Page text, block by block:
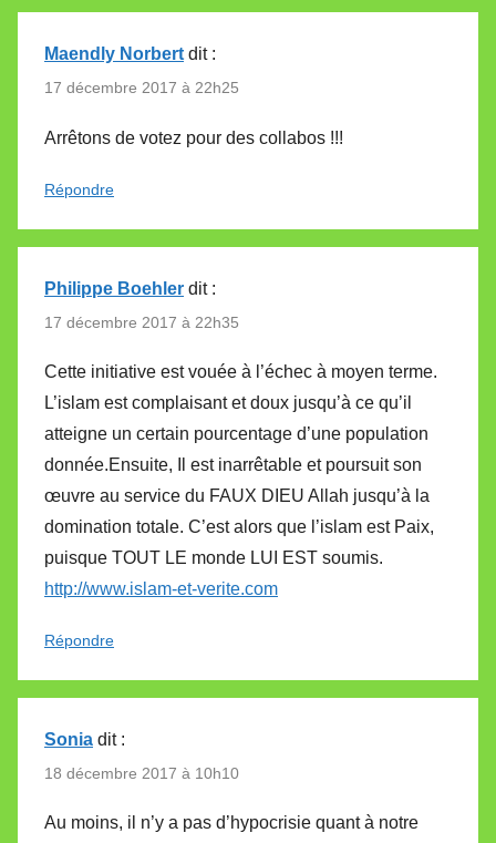
Maendly Norbert dit :
17 décembre 2017 à 22h25
Arrêtons de votez pour des collabos !!!
Répondre
Philippe Boehler dit :
17 décembre 2017 à 22h35
Cette initiative est vouée à l’échec à moyen terme.
L’islam est complaisant et doux jusqu’à ce qu’il
atteigne un certain pourcentage d’une population
donnée.Ensuite, Il est inarrêtable et poursuit son
œuvre au service du FAUX DIEU Allah jusqu’à la
domination totale. C’est alors que l’islam est Paix,
puisque TOUT LE monde LUI EST soumis.
http://www.islam-et-verite.com
Répondre
Sonia dit :
18 décembre 2017 à 10h10
Au moins, il n’y a pas d’hypocrisie quant à notre